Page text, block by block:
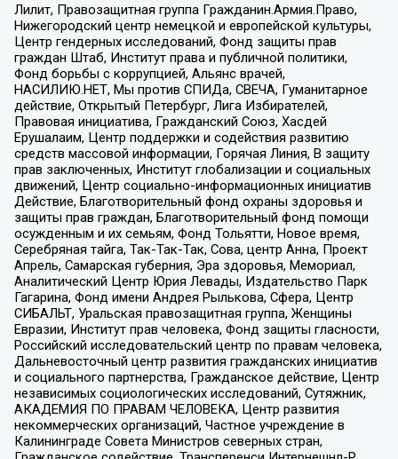
Лилит, Правозащитная группа Гражданин.Армия.Право,
Нижегородский центр немецкой и европейской культуры,
Центр гендерных исследований, Фонд защиты прав
граждан Штаб, Институт права и публичной политики,
Фонд борьбы с коррупцией, Альянс врачей,
НАСИЛИЮ.НЕТ, Мы против СПИДа, СВЕЧА, Гуманитарное
действие, Открытый Петербург, Лига Избирателей,
Правовая инициатива, Гражданский Союз, Хасдей
Ерушалаим, Центр поддержки и содействия развитию
средств массовой информации, Горячая Линия, В защиту
прав заключенных, Институт глобализации и социальных
движений, Центр социально-информационных инициатив
Действие, Благотворительный фонд охраны здоровья и
защиты прав граждан, Благотворительный фонд помощи
осужденным и их семьям, Фонд Тольятти, Новое время,
Серебряная тайга, Так-Так-Так, Сова, центр Анна, Проект
Апрель, Самарская губерния, Эра здоровья, Мемориал,
Аналитический Центр Юрия Левады, Издательство Парк
Гагарина, Фонд имени Андрея Рылькова, Сфера, Центр
СИБАЛЬТ, Уральская правозащитная группа, Женщины
Евразии, Институт прав человека, Фонд защиты гласности,
Российский исследовательский центр по правам человека,
Дальневосточный центр развития гражданских инициатив
и социального партнерства, Гражданское действие, Центр
независимых социологических исследований, Сутяжник,
АКАДЕМИЯ ПО ПРАВАМ ЧЕЛОВЕКА, Центр развития
некоммерческих организаций, Частное учреждение в
Калининграде Совета Министров северных стран,